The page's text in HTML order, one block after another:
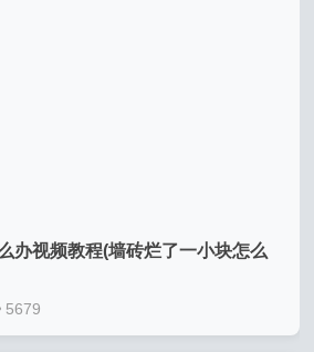
办视频教程(墙砖烂了一小块怎么
5679